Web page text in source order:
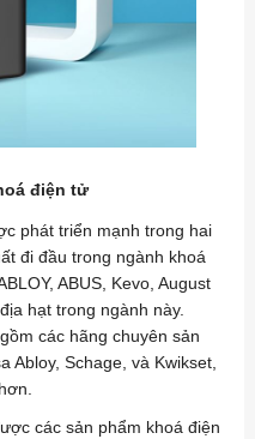
điện tử
phát triển mạnh trong hai
đi đầu trong ngành khoá
ABUS, Kevo, August
hạt trong ngành này.
các hãng chuyên sản
Abloy, Schage, và Kwikset,
các sản phẩm khoá điện